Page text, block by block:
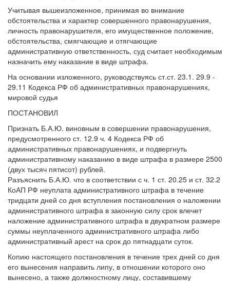
Учитывая вышеизложенное, принимая во внимание
обстоятельства и характер совершенного правонарушения,
личность правонарушителя, его имущественное положение,
обстоятельства, смягчающие и отягчающие
административную ответственность, суд считает необходимым
назначить ему наказание в виде штрафа.
На основании изложенного, руководствуясь ст.ст. 23.1. 29.9 -
29.11 Кодекса РФ об административных правонарушениях,
мировой судья
ПОСТАНОВИЛ
Признать Б.А.Ю. виновным в совершении правонарушения,
предусмотренного ст. 12.9 ч. 4 Кодекса РФ об
административных правонарушениях, и подвергнуть
административному наказанию в виде штрафа в размере 2500
(двух тысяч пятисот) рублей.
Разъяснить Б.А.Ю. что в соответствии с ч. 1 ст. 20.25 и ст. 32.2
КоАП РФ неуплата административного штрафа в течение
тридцати дней со дня вступления постановления о наложении
административного штрафа в законную силу срок влечет
наложение административного штрафа в двукратном размере
суммы неуплаченного административного штрафа либо
административный арест на срок до пятнадцати суток.
Копию настоящего постановления в течение трех дней со дня
его вынесения направить липу, в отношении которого оно
вынесено, а также должностному лицу, составившему